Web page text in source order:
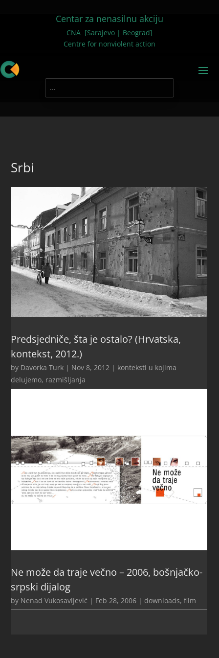
Centar za nenasilnu akciju
CNA [Sarajevo | Beograd]
Centre for nonviolent action
Srbi
Predsjedniče, šta je ostalo? (Hrvatska,
kontekst, 2012.)
by Davorka Turk | Nov 8, 2012 | konteksti u kojima
delujemo, razmišljanja
Ne može da traje večno – 2006, bošnjačko-
srpski dijalog
by Nenad Vukosavljević | Feb 28, 2006 | downloads,film